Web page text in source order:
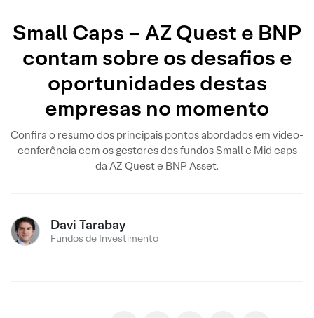
Small Caps – AZ Quest e BNP
contam sobre os desafios e
oportunidades destas
empresas no momento
Confira o resumo dos principais pontos abordados em video-
conferência com os gestores dos fundos Small e Mid caps
da AZ Quest e BNP Asset.
Davi Tarabay
Fundos de Investimento